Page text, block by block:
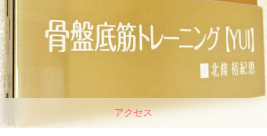
アクセス